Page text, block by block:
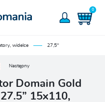
0
widelce 27,5"
Następny
Domain Gold
15x110,